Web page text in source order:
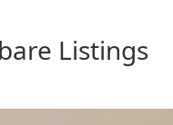
Listings